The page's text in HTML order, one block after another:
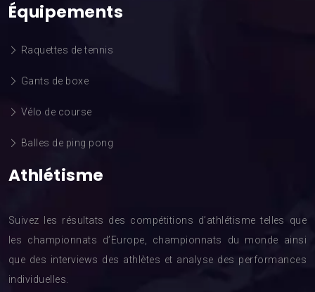
Équipements
Raquettes de tennis
Gants de boxe
Vélo de course
Balles de ping pong
Athlétisme
Suivez les résultats des compétitions d’athlétisme telles que
les championnats d’Europe, championnats du monde ainsi
que des interviews des athlètes et analyse des performances
individuelles.